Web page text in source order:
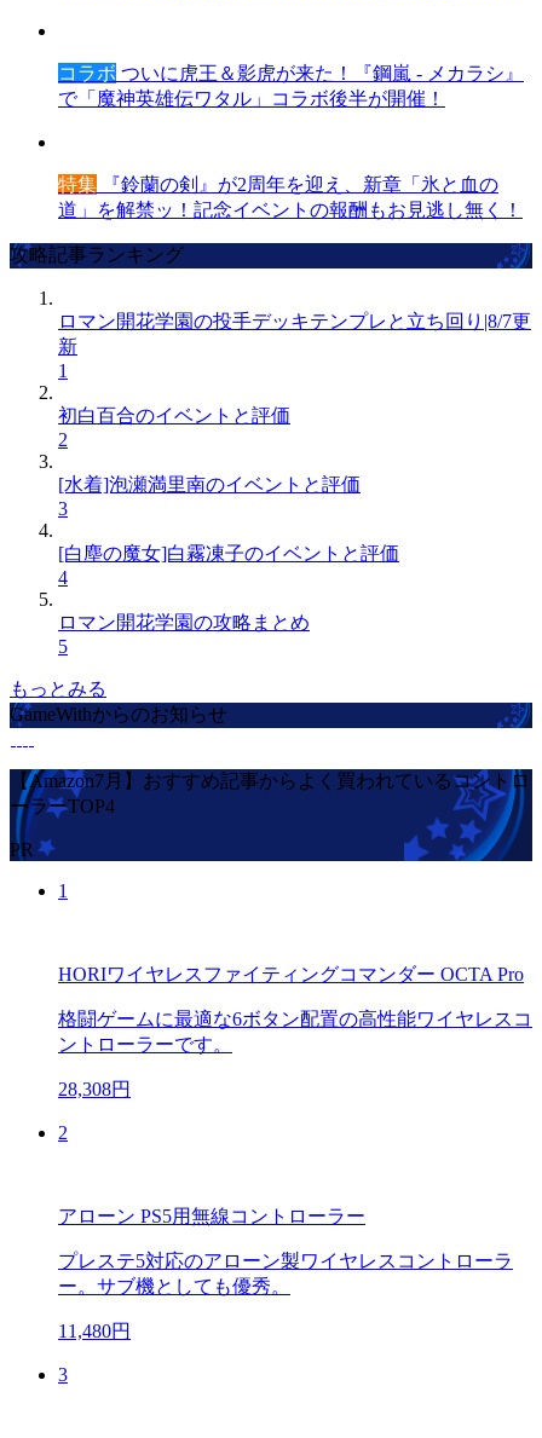
コラボ ついに虎王＆影虎が来た！『鋼嵐 - メカラシ』
で「魔神英雄伝ワタル」コラボ後半が開催！
特集 『鈴蘭の剣』が2周年を迎え、新章「氷と血の
道」を解禁ッ！記念イベントの報酬もお見逃し無く！
攻略記事ランキング
ロマン開花学園の投手デッキテンプレと立ち回り|8/7更
新
1
初白百合のイベントと評価
2
[水着]泡瀬満里南のイベントと評価
3
[白塵の魔女]白霧凍子のイベントと評価
4
ロマン開花学園の攻略まとめ
5
もっとみる
GameWithからのお知らせ
【Amazon7月】おすすめ記事からよく買われているコントロ
ーラーTOP4
PR
1
HORIワイヤレスファイティングコマンダー OCTA Pro
格闘ゲームに最適な6ボタン配置の高性能ワイヤレスコ
ントローラーです。
28,308円
2
アローン PS5用無線コントローラー
プレステ5対応のアローン製ワイヤレスコントローラ
ー。サブ機としても優秀。
11,480円
3